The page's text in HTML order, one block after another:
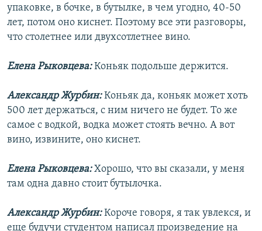
упаковке, в бочке, в бутылке, в чем угодно, 40-50
лет, потом оно киснет. Поэтому все эти разговоры,
что столетнее или двухсотлетнее вино.
Елена Рыковцева:Коньяк подольше держится.
Александр Журбин:Коньяк да, коньяк может хоть
500 лет держаться, с ним ничего не будет. То же
самое с водкой, водка может стоять вечно. А вот
вино, извините, оно киснет.
Елена Рыковцева:Хорошо, что вы сказали, у меня
там одна давно стоит бутылочка.
Александр Журбин:Короче говоря, я так увлекся, и
еще будучи студентом написал произведение на